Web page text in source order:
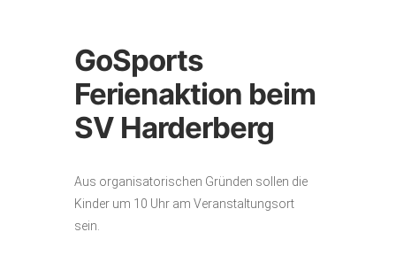
GoSports
Ferienaktion beim
SV Harderberg
Aus organisatorischen Gründen sollen die
Kinder um 10 Uhr am Veranstaltungsort
sein.